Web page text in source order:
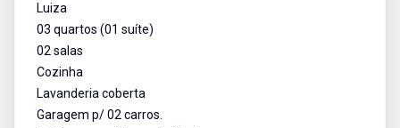
Luiza
03 quartos (01 suíte)
02 salas
Cozinha
Lavanderia coberta
Garagem p/ 02 carros.